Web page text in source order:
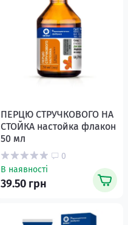
ПЕРЦЮ СТРУЧКОВОГО НА
СТОЙКА настойка флакон
50 мл
0
В наявності
39.50 грн